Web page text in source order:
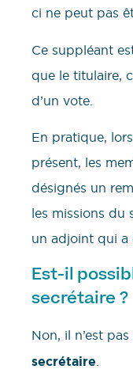
ci ne peut pas
Ce suppléant
que le titulaire,
d’un vote.
En pratique,
présent, les
désignés un
les missions du
un adjoint qui a
Est-il
secrétaire ?
Non, il n’est
secrétaire.